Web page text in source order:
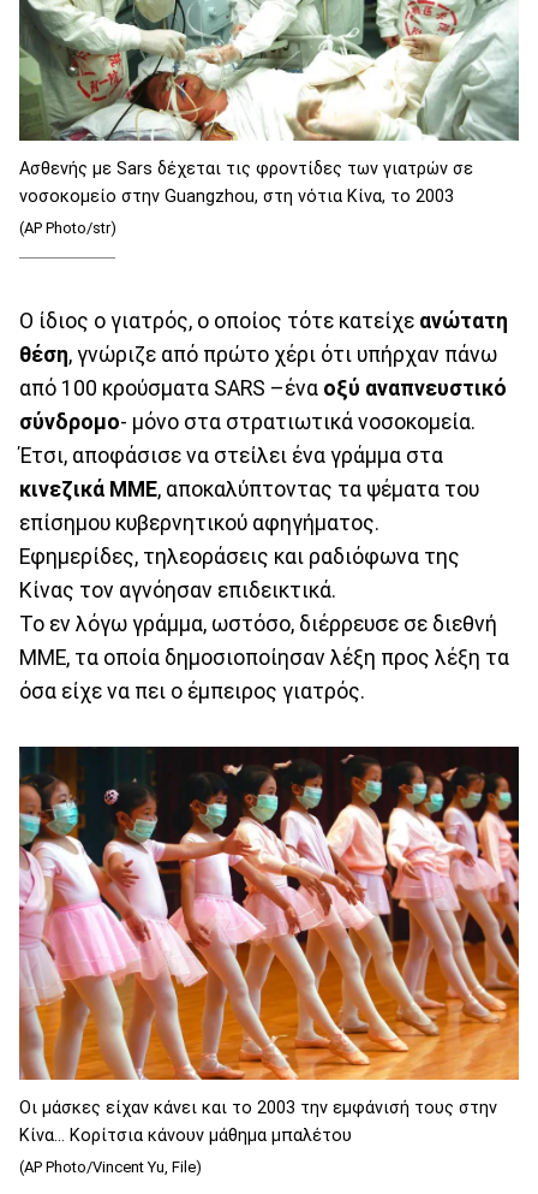
Ασθενής με Sars δέχεται τις φροντίδες των γιατρών σε
νοσοκομείο στην Guangzhou, στη νότια Κίνα, το 2003
(AP Photo/str)
Ο ίδιος ο γιατρός, ο οποίος τότε κατείχε ανώτατη
θέση, γνώριζε από πρώτο χέρι ότι υπήρχαν πάνω
από 100 κρούσματα SARS –ένα οξύ αναπνευστικό
σύνδρομο- μόνο στα στρατιωτικά νοσοκομεία.
Έτσι, αποφάσισε να στείλει ένα γράμμα στα
κινεζικά ΜΜΕ, αποκαλύπτοντας τα ψέματα του
επίσημου κυβερνητικού αφηγήματος.
Εφημερίδες, τηλεοράσεις και ραδιόφωνα της
Κίνας τον αγνόησαν επιδεικτικά.
Το εν λόγω γράμμα, ωστόσο, διέρρευσε σε διεθνή
ΜΜΕ, τα οποία δημοσιοποίησαν λέξη προς λέξη τα
όσα είχε να πει ο έμπειρος γιατρός.
Οι μάσκες είχαν κάνει και το 2003 την εμφάνισή τους στην
Κίνα... Κορίτσια κάνουν μάθημα μπαλέτου
(AP Photo/Vincent Yu, File)